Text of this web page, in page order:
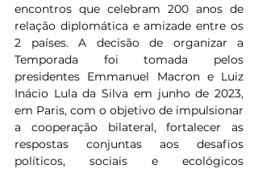
encontros que celebram 200 anos de
relação diplomática e amizade entre os
2 países. A decisão de organizar a
Temporada foi tomada pelos
presidentes Emmanuel Macron e Luiz
Inácio Lula da Silva em junho de 2023,
em Paris, com o objetivo de impulsionar
a cooperação bilateral, fortalecer as
respostas conjuntas aos desafios
políticos, sociais e ecológicos